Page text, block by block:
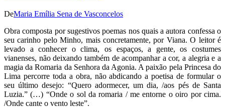
DeMaria Emília Sena de Vasconcelos
Obra composta por sugestivos poemas nos quais a autora confessa o
seu carinho pelo Minho, mais concretamente, por Viana. O leitor é
levado a conhecer o clima, os espaços, a gente, os costumes
vianenses, não deixando também de acompanhar a cor, a alegria e a
magia da Romaria da Senhora da Agonia. A paixão pela Princesa do
Lima percorre toda a obra, não abdicando a poetisa de formular o
seu último desejo: “Quero adormecer, um dia, /aos pés de Santa
Luzia.” (…) “Onde o sol da romaria / me entorne o oiro por cima.
/Onde cante o vento leste”.